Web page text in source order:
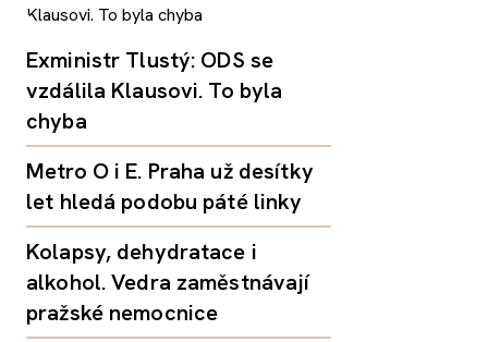
Exministr Tlustý: ODS se
vzdálila Klausovi. To byla
chyba
Metro O i E. Praha už desítky
let hledá podobu páté linky
Kolapsy, dehydratace i
alkohol. Vedra zaměstnávají
pražské nemocnice